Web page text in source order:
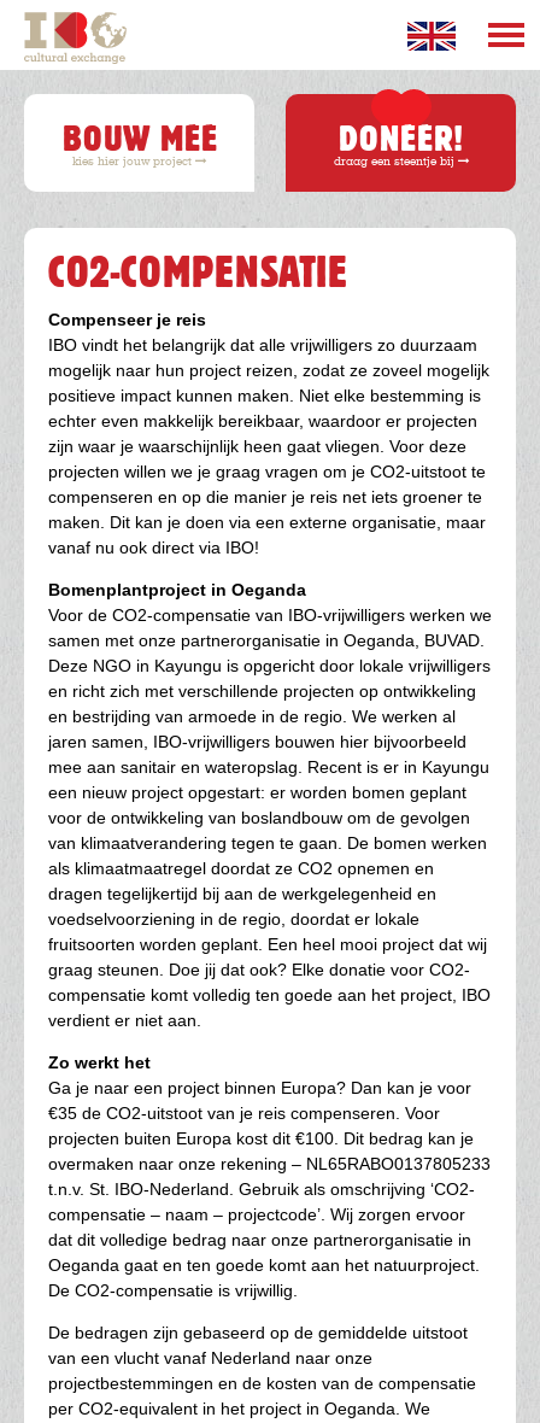
Overslaan
naar
BOUW MEE
kies hier jouw project
DONEER!
draag een steentje bij
CO2-COMPENSATIE
Compenseer je reis
IBO vindt het belangrijk dat alle vrijwilligers zo duurzaam
mogelijk naar hun project reizen, zodat ze zoveel mogelijk
positieve impact kunnen maken. Niet elke bestemming is
echter even makkelijk bereikbaar, waardoor er projecten
zijn waar je waarschijnlijk heen gaat vliegen. Voor deze
projecten willen we je graag vragen om je CO2-uitstoot te
compenseren en op die manier je reis net iets groener te
maken. Dit kan je doen via een externe organisatie, maar
vanaf nu ook direct via IBO!
Bomenplantproject in Oeganda
Voor de CO2-compensatie van IBO-vrijwilligers werken we
samen met onze partnerorganisatie in Oeganda, BUVAD.
Deze NGO in Kayungu is opgericht door lokale vrijwilligers
en richt zich met verschillende projecten op ontwikkeling
en bestrijding van armoede in de regio. We werken al
jaren samen, IBO-vrijwilligers bouwen hier bijvoorbeeld
mee aan sanitair en wateropslag. Recent is er in Kayungu
een nieuw project opgestart: er worden bomen geplant
voor de ontwikkeling van boslandbouw om de gevolgen
van klimaatverandering tegen te gaan. De bomen werken
als klimaatmaatregel doordat ze CO2 opnemen en
dragen tegelijkertijd bij aan de werkgelegenheid en
voedselvoorziening in de regio, doordat er lokale
fruitsoorten worden geplant. Een heel mooi project dat wij
graag steunen. Doe jij dat ook? Elke donatie voor CO2-
compensatie komt volledig ten goede aan het project, IBO
verdient er niet aan.
Zo werkt het
Ga je naar een project binnen Europa? Dan kan je voor
€35 de CO2-uitstoot van je reis compenseren. Voor
projecten buiten Europa kost dit €100. Dit bedrag kan je
overmaken naar onze rekening – NL65RABO0137805233
t.n.v. St. IBO-Nederland. Gebruik als omschrijving ‘CO2-
compensatie – naam – projectcode’. Wij zorgen ervoor
dat dit volledige bedrag naar onze partnerorganisatie in
Oeganda gaat en ten goede komt aan het natuurproject.
De CO2-compensatie is vrijwillig.
De bedragen zijn gebaseerd op de gemiddelde uitstoot
van een vlucht vanaf Nederland naar onze
projectbestemmingen en de kosten van de compensatie
per CO2-equivalent in het project in Oeganda. We